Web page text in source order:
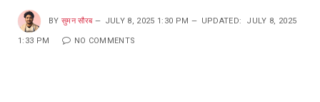
BY सुमन सौरब JULY 8, 2025 1:30 PM UPDATED: JULY 8, 2025
1:33 PM NO COMMENTS